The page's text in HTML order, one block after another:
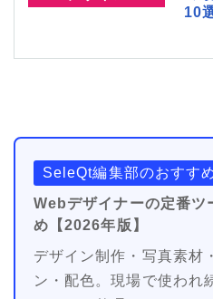
10
SeleQt編集部のおすす
Webデザイナーの定番ツ
め【2026年版】
デザイン制作・写真素材
ン・配色。現場で使われ